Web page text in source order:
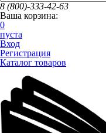
8 (800)-333-42-63
Ваша корзина:
0
пуста
Вход
Регистрация
Каталог товаров